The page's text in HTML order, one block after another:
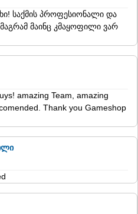
საქმის პროფესიონალი და
მაინც კმაყოფილი ვარ
amazing Team, amazing
Thank you Gameshop